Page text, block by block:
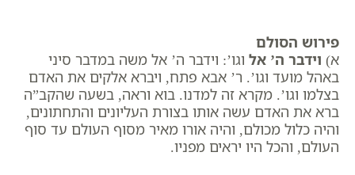
פירוש הסולם
א) וידבר ה’ אל וגו’: ​וידבר ה’ אל משה במדבר סיני
באהל מועד וגו’. ר’ אבא פתח, ​ויברא אלקים את האדם
בצלמו וגו’. מקרא זה למדנו. בוא וראה, בשעה שהקב”ה
ברא את האדם עשה אותו בצורת העליונים והתחתונים,
והיה כלול מכולם, והיה אורו מאיר מסוף העולם עד סוף
העולם, והכל היו יראים מפניו.